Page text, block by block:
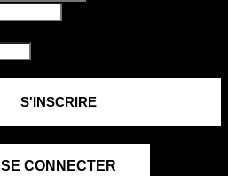
SE CONNECTER